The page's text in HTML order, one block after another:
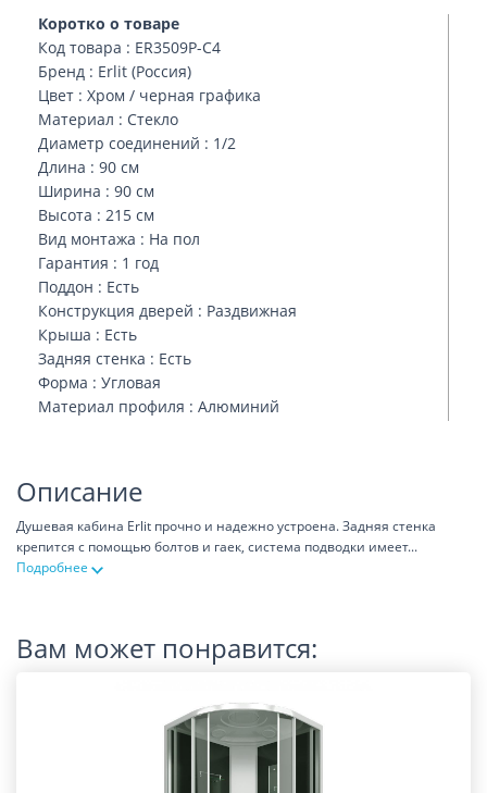
Коротко о товаре
Код товара : ER3509P-C4
Бренд : Erlit (Россия)
Цвет : Хром / черная графика
Материал : Стекло
Диаметр соединений : 1/2
Длина : 90 см
Ширина : 90 см
Высота : 215 см
Вид монтажа : На пол
Гарантия : 1 год
Поддон : Есть
Конструкция дверей : Раздвижная
Крыша : Есть
Задняя стенка : Есть
Форма : Угловая
Материал профиля : Алюминий
Описание
Душевая кабина Erlit прочно и надежно устроена. Задняя стенка
крепится с помощью болтов и гаек, система подводки имеет...
Подробнее
Вам может понравится: